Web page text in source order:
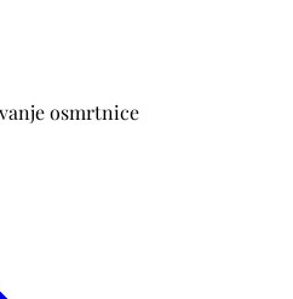
osmrtnice